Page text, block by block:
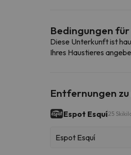
Bedingungen
Diese Unterkunft ist
Ihres Haustieres
Entfernungen
Espot Esquí25
Espot Esquí